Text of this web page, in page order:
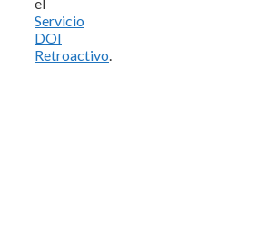
Servicio
DOI
Retroactivo.